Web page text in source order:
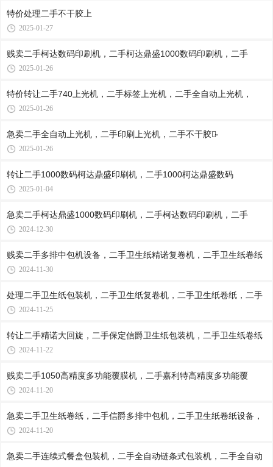
特价处理二手不干胶上​‌‌
2025-01-27
贱卖二手柯达数码印刷机，二手柯达鼎盛1000数码印刷机，二手
2025-01-26
特价转让二手740上光机，二手标签上光机，二手全自动上光机，
2025-01-26
急卖二手全自动上光机，二手印刷上光机，二手不干胶上̴
2025-01-26
转让二手1000数码柯达鼎盛印刷机，二手1000柯达鼎盛数码
2025-01-04
急卖二手柯达鼎盛1000数码印刷机，二手柯达数码印刷机，二手
2024-12-30
贱卖二手多排中包机设备，二手卫生纸精诺复卷机，二手卫生纸卷纸
2024-11-30
处理二手卫生纸包装机，二手卫生纸复卷机，二手卫生纸卷纸，二手
2024-11-25
转让二手精诺大回旋，二手保定信爵卫生纸包装机，二手卫生纸卷纸
2024-11-22
贱卖二手1050高精度多功能覆膜机，二手嘉利特高精度多功能覆
2024-11-20
急卖二手卫生纸卷纸，二手信爵多排中包机，二手卫生纸卷纸设备，
2024-11-20
急卖二手连续式餐盒包装机，二手全自动链条式包装机，二手全自动